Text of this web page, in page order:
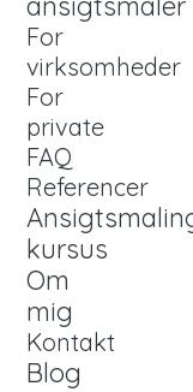
For
virksomheder
For
private
FAQ
Referencer
kursus
Om
mig
Kontakt
Blog